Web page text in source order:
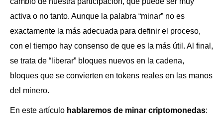
activa o no tanto. Aunque la palabra “minar” no es
exactamente la más adecuada para definir el proceso,
con el tiempo hay consenso de que es la más útil. Al final,
se trata de “liberar” bloques nuevos en la cadena,
bloques que se convierten en tokens reales en las manos
del minero.
En este artículo hablaremos de minar criptomonedas: